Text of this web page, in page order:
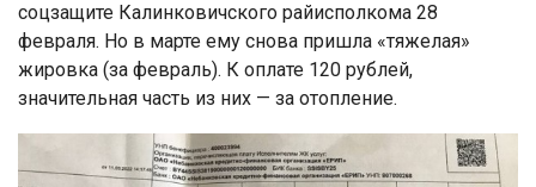
соцзащите Калинковичского райисполкома 28
февраля. Но в марте ему снова пришла «тяжелая»
жировка (за февраль). К оплате 120 рублей,
значительная часть из них — за отопление.